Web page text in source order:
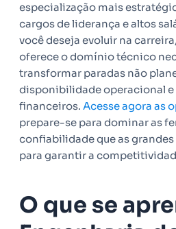
especialização mais
cargos de liderança e altos
você deseja evoluir na
oferece o domínio técnico
transformar paradas não
disponibilidade operacional e
financeiros. Acesse agora as
prepare-se para dominar as
confiabilidade que as
para garantir a
O que se